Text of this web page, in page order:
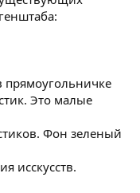
прямоугольничке
Это малые
Фон зеленый
исскусств.